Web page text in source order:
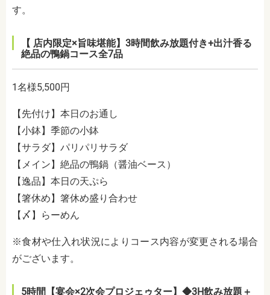
す。
【 店内限定×旨味堪能】3時間飲み放題付き+出汁香る
絶品の鴨鍋コース全7品
1名様5,500円
【先付け】本日のお通し
【小鉢】季節の小鉢
【サラダ】パリパリサラダ
【メイン】絶品の鴨鍋（醤油ベース）
【逸品】本日の天ぷら
【箸休め】箸休め盛り合わせ
【〆】らーめん
※食材や仕入れ状況によりコース内容が変更される場合
がございます。
5時間【宴会×2次会プロジェゥター】◆3H飲み放題＋